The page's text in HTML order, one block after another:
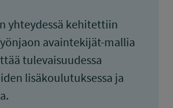
yhteydessä kehitettiin
avaintekijät-mallia
tulevaisuudessa
lisäkoulutuksessa ja